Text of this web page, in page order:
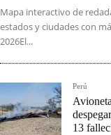
Mapa interactivo de
estados y ciudades con
2026El...
Perú
13